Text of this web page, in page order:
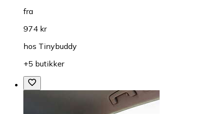
fra
974 kr
hos Tinybuddy
+5 butikker